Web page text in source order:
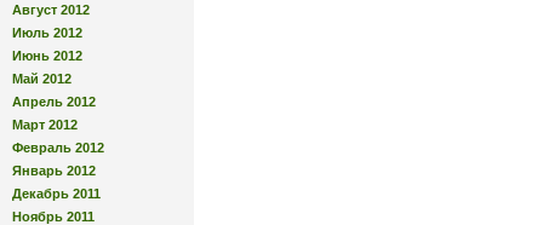
Август 2012
Июль 2012
Июнь 2012
Май 2012
Апрель 2012
Март 2012
Февраль 2012
Январь 2012
Декабрь 2011
Ноябрь 2011